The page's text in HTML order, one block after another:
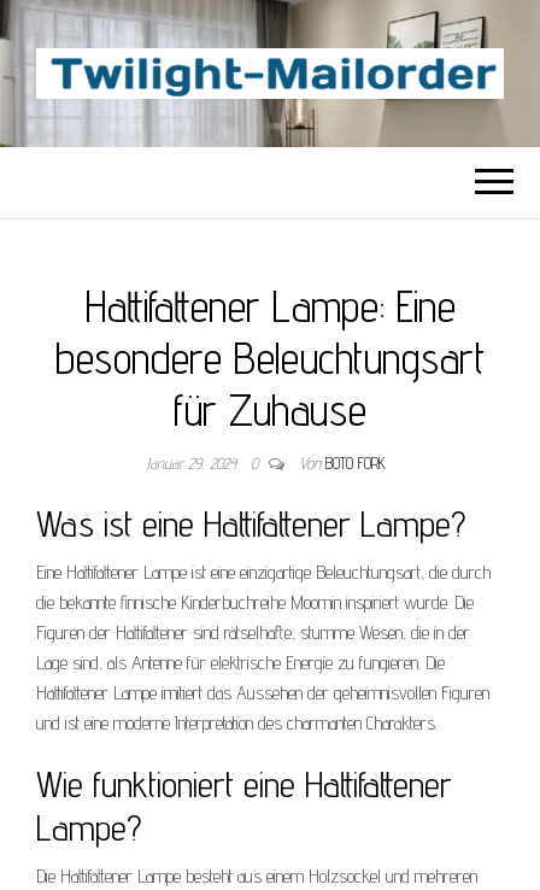
TWILIGHT-
MAILORDER
Beste Content-Sharing-Site
Hattifattener Lampe: Eine
besondere Beleuchtungsart
für Zuhause
Januar 29, 2024 0 Von BOTO FORK
Was ist eine Hattifattener Lampe?
Eine Hattifattener Lampe ist eine einzigartige Beleuchtungsart, die durch
die bekannte finnische Kinderbuchreihe Moomin inspiriert wurde. Die
Figuren der Hattifattener sind rätselhafte, stumme Wesen, die in der
Lage sind, als Antenne für elektrische Energie zu fungieren. Die
Hattifattener Lampe imitiert das Aussehen der geheimnisvollen Figuren
und ist eine moderne Interpretation des charmanten Charakters.
Wie funktioniert eine Hattifattener
Lampe?
Die Hattifattener Lampe besteht aus einem Holzsockel und mehreren